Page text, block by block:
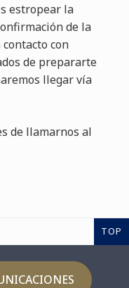
estropear la
de la
con
de prepararte
llegar vía
de llamarnos al
TOP